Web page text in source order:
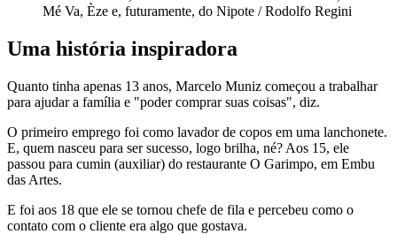
Mé Va, Èze e, futuramente, do Nipote / Rodolfo Regini
Uma história inspiradora
Quanto tinha apenas 13 anos, Marcelo Muniz começou a trabalhar
para ajudar a família e "poder comprar suas coisas", diz.
O primeiro emprego foi como lavador de copos em uma lanchonete.
E, quem nasceu para ser sucesso, logo brilha, né? Aos 15, ele
passou para cumin (auxiliar) do restaurante O Garimpo, em Embu
das Artes.
E foi aos 18 que ele se tornou chefe de fila e percebeu como o
contato com o cliente era algo que gostava.